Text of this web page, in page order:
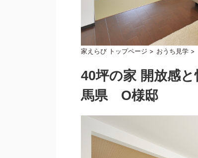
家えらび トップページ > おうち見学 >
40坪の家 開放感
馬県 O様邸